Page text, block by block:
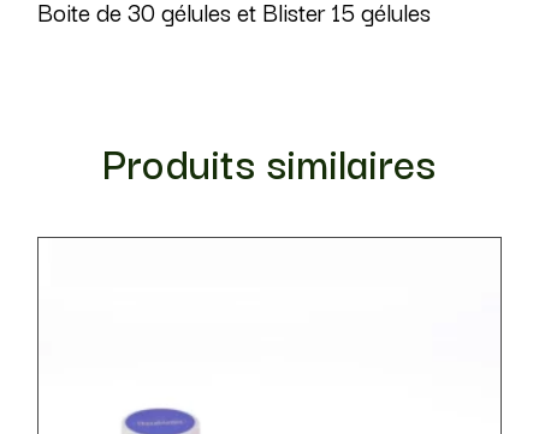
Boite de 30 gélules et Blister 15 gélules
Produits similaires